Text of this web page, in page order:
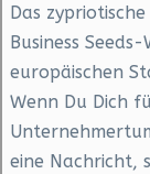
Das
Business
europäischen
Wenn Du Dich
eine Nachricht,